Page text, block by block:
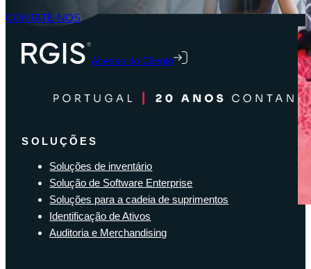
CONTATE-NOS
Acesso do Cliente
SOLUÇÕES
Soluções de inventário
Solução de Software Enterprise
Soluções para a cadeia de suprimentos
Identificação de Ativos
Auditoria e Merchandising